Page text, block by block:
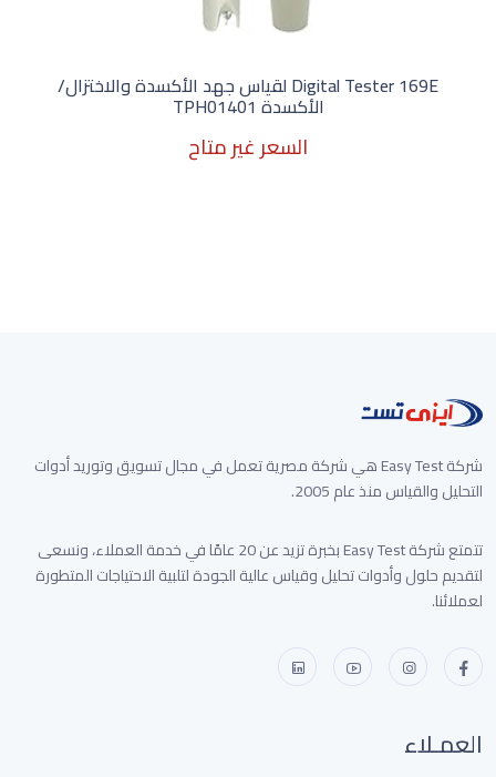
Digital Tester 169E لقياس جهد الأكسدة والاختزال/
الأكسدة TPH01401
السعر غير متاح
شركة Easy Test هي شركة مصرية تعمل في مجال تسويق وتوريد أدوات
التحليل والقياس منذ عام 2005.
تتمتع شركة Easy Test بخبرة تزيد عن 20 عامًا في خدمة العملاء، ونسعى
لتقديم حلول وأدوات تحليل وقياس عالية الجودة لتلبية الاحتياجات المتطورة
لعملائنا.
العمـلاء